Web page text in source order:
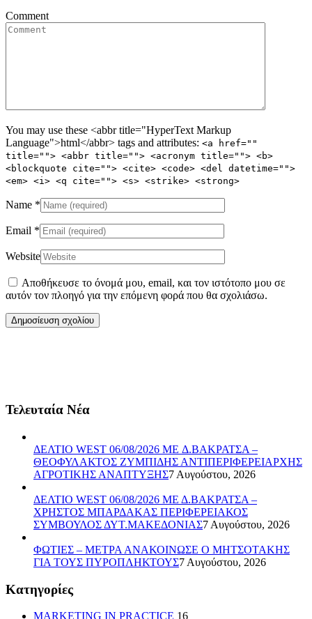
Comment
You may use these <abbr title="HyperText Markup
Language">html</abbr> tags and attributes: <a href=""
title=""> <abbr title=""> <acronym title=""> <b>
<blockquote cite=""> <cite> <code> <del datetime="">
<em> <i> <q cite=""> <s> <strike> <strong>
Name *
Email *
Website
Αποθήκευσε το όνομά μου, email, και τον ιστότοπο μου σε
αυτόν τον πλοηγό για την επόμενη φορά που θα σχολιάσω.
Τελευταία Νέα
ΔΕΛΤΙΟ WEST 06/08/2026 ME Δ.ΒΑΚΡΑΤΣΑ –
ΘΕΟΦΥΛΑΚΤΟΣ ΖΥΜΠΙΔΗΣ ΑΝΤΙΠΕΡΙΦΕΡΕΙΑΡΧΗΣ
ΑΓΡΟΤΙΚΗΣ ΑΝΑΠΤΥΞΗΣ7 Αυγούστου, 2026
ΔΕΛΤΙΟ WEST 06/08/2026 ΜΕ Δ.ΒΑΚΡΑΤΣΑ –
ΧΡΗΣΤΟΣ ΜΠΑΡΔΑΚΑΣ ΠΕΡΙΦΕΡΕΙΑΚΟΣ
ΣΥΜΒΟΥΛΟΣ ΔΥΤ.ΜΑΚΕΔΟΝΙΑΣ7 Αυγούστου, 2026
ΦΩΤΙΕΣ – ΜΕΤΡΑ ΑΝΑΚΟΙΝΩΣΕ Ο ΜΗΤΣΟΤΑΚΗΣ
ΓΙΑ ΤΟΥΣ ΠΥΡΟΠΛΗΚΤΟΥΣ7 Αυγούστου, 2026
Kατηγορίες
MARKETING IN PRACTICE 16